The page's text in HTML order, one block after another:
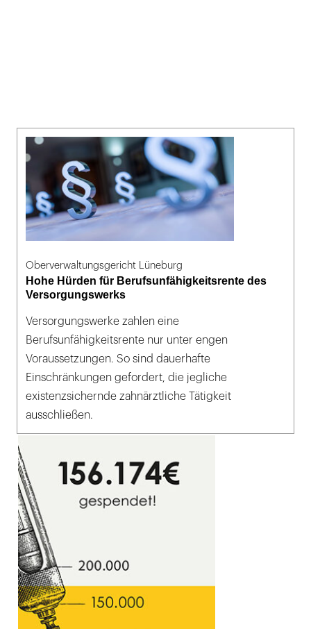
Oberverwaltungsgericht Lüneburg
Hohe Hürden für Berufsunfähigkeitsrente des
Versorgungswerks
Versorgungswerke zahlen eine
Berufsunfähigkeitsrente nur unter engen
Voraussetzungen. So sind dauerhafte
Einschränkungen gefordert, die jegliche
existenzsichernde zahnärztliche Tätigkeit
ausschließen.